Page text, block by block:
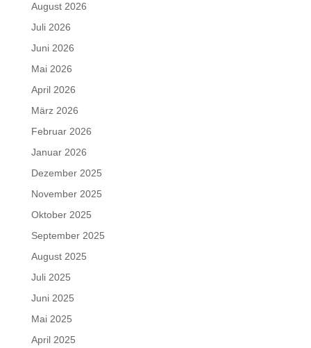
August 2026
Juli 2026
Juni 2026
Mai 2026
April 2026
März 2026
Februar 2026
Januar 2026
Dezember 2025
November 2025
Oktober 2025
September 2025
August 2025
Juli 2025
Juni 2025
Mai 2025
April 2025